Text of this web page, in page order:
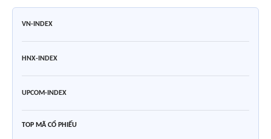
VN-INDEX
HNX-INDEX
UPCOM-INDEX
TOP MÃ CỔ PHIẾU